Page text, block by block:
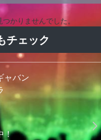
かりませんでした。
チェック
ャバン
！